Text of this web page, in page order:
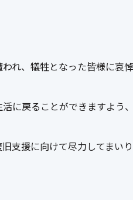
れ、犠牲となった皆様に哀
に戻ることができますよう
支援に向けて尽力してまいり